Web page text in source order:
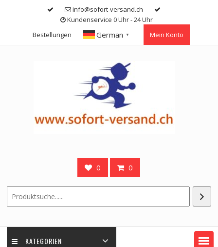
info@sofort-versand.ch
Kundenservice 0 Uhr - 24 Uhr
Bestellungen
German ▼ Mein Konto
0 0
KATEGORIEN